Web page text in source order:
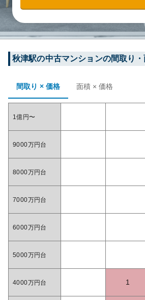
秋津駅の中古マンションの間取り
間取り × 価格 面積 × 価格
1億円〜
9000万円台
8000万円台
7000万円台
6000万円台
5000万円台
4000万円台 1